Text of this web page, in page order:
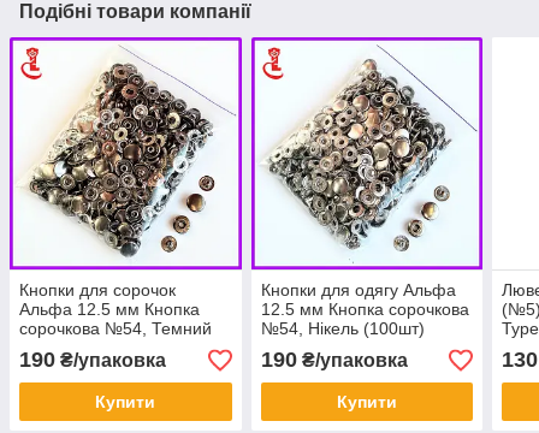
Подібні товари компанії
Кнопки для сорочок
Альфа 12.5 мм Кнопка
сорочкова №54, Темний
190 ₴/упаковка
Купити
Кнопки для одягу Альфа
12.5 мм Кнопка сорочкова
№54, Нікель (100шт)
190₴/упаковка
Купити
130